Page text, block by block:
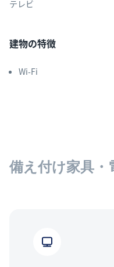
テレビ
建物の特徴
Wi-Fi
備え付け家具・